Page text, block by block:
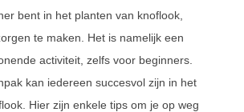
bent in het planten van knoflook,
te maken. Het is namelijk een
activiteit, zelfs voor beginners.
kan iedereen succesvol zijn in het
Hier zijn enkele tips om je op weg